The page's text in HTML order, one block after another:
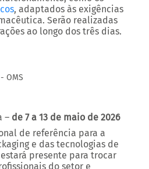
–de 7 a 13 de maio de 2026
estará presente para trocar
do setor e
de enchimento,
adaptadas a
industriais.